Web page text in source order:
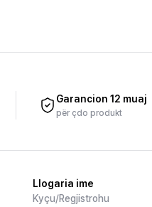
Garancion 12 muaj
për çdo produkt
Llogaria ime
Kyçu/Regjistrohu